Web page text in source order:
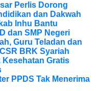
Perlis Dorong
dan Dakwah
Inhu Bantu
dan SMP Negeri
Guru Teladan dan
BRK Syariah
Kesehatan Gratis
PPDS Tak Menerima